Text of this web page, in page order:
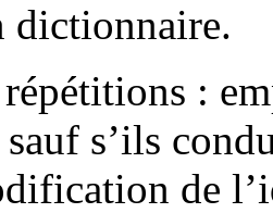
dictionnaire.
:
s’ils
de